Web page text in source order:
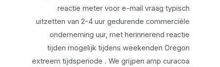
reactie meter voor e-mail vraag typisch
uitzetten van 2-4 uur gedurende commerciële
onderneming uur, met herinnerend reactie
tijden mogelijk tijdens weekenden Oregon
extreem tijdsperiode . We grijpen amp curacoa